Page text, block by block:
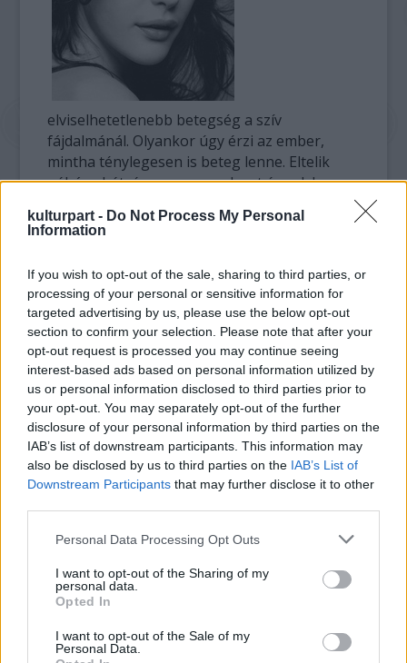
kulturpart - Do Not Process My Personal
Information
If you wish to opt-out of the sale, sharing to third parties, or
processing of your personal or sensitive information for
targeted advertising by us, please use the below opt-out
section to confirm your selection. Please note that after your
opt-out request is processed you may continue seeing
interest-based ads based on personal information utilized by
us or personal information disclosed to third parties prior to
your opt-out. You may separately opt-out of the further
disclosure of your personal information by third parties on the
IAB’s list of downstream participants. This information may
also be disclosed by us to third parties on the IAB’s List of
Downstream Participants that may further disclose it to other
Please note that this website/app uses one or more Google
not limited to your visit or usage behaviour. You may click to
grant or deny consent to Google and its third-party tags to
use your data for below specified purposes in below Google
consent section.
Personal Data Processing Opt Outs
I want to opt-out of the Sharing of my
personal data.
Opted In
I want to opt-out of the Sale of my
Personal Data.
elviselhetetlenebb betegség a szív
fájdalmánál. Olyankor úgy érzi az ember,
mintha ténylegesen is beteg lenne. Eltelik
néhány hét, és egyszer csak azt érzed, hogy
összeomlik”, nyilatkozta az amerikai
Liv számára az volt a legfájdalmasabb,
amikor Royston elvitte holmijait a közös
otthonból. Szerencsére a barátai mellette
álltak a nehéz hónapokban. „Ilyenkor derül
ki, hogy ki az igazi barátod. Amikor Roy és én
szakítottunk, Bobby és Victoria, a legjobb
barátaim segítettek nekem. Odaköltöztek
hozzám, hogy ne legyek egyedül. Nagyon
hálás vagyok nekik ezért”, mondta Liv.
Liv és a zenész Royston kisfia, Milo 2004-ben
született. A tavalyi szakítás óta Livet több
hírességgel is látták, többek között exférje
testvérével is viszonya volt néhány hónapig.
foglalkozik.